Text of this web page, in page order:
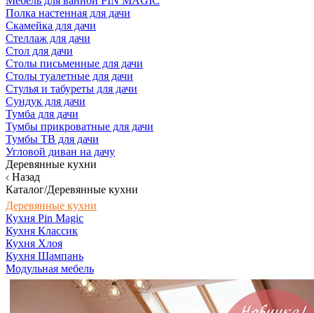
Полка настенная для дачи
Скамейка для дачи
Стеллаж для дачи
Стол для дачи
Столы письменные для дачи
Столы туалетные для дачи
Стулья и табуреты для дачи
Сундук для дачи
Тумба для дачи
Тумбы прикроватные для дачи
Тумбы ТВ для дачи
Угловой диван на дачу
Деревянные кухни
Назад
Каталог/Деревянные кухни
Деревянные кухни
Кухня Pin Magic
Кухня Классик
Кухня Хлоя
Кухня Шампань
Модульная мебель